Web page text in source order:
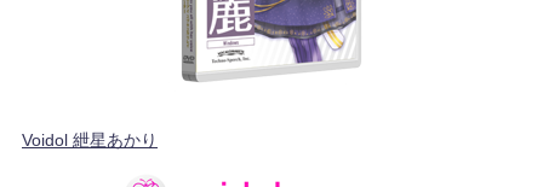
Voidol 紲星あかり